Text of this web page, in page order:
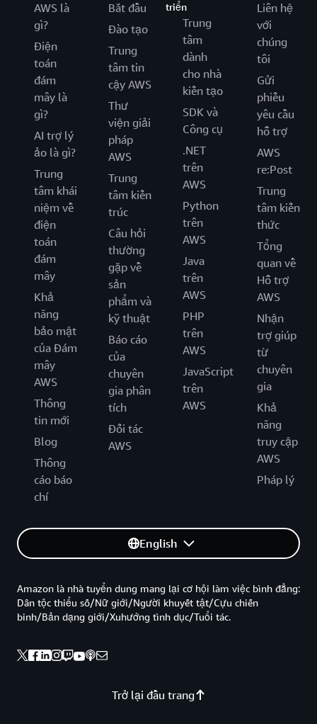
AWS là
gì?
Điện
toán
đám
mây là
gì?
AI trợ lý
ảo là gì?
Trung
tâm khái
niệm về
điện
toán
đám
mây
Khả
năng
bảo mật
của Đám
mây
AWS
Thông
tin mới
Blog
Thông
cáo báo
chí
Bắt đầu
Đào tạo
Trung
tâm tin
cậy AWS
Thư
viện giải
pháp
AWS
Trung
tâm kiến
trúc
Câu hỏi
thường
gặp về
sản
phẩm và
kỹ thuật
Báo cáo
của
chuyên
gia phân
tích
Đối tác
AWS
triển
Trung
tâm
dành
cho nhà
kiến tạo
SDK và
Công cụ
.NET
trên
AWS
Python
trên
AWS
Java
trên
AWS
PHP
trên
AWS
JavaScript
trên
AWS
Liên hệ
với
chúng
tôi
Gửi
phiếu
yêu cầu
hỗ trợ
AWS
re:Post
Trung
tâm kiến
thức
Tổng
quan về
Hỗ trợ
AWS
Nhận
trợ giúp
từ
chuyên
gia
Khả
năng
truy cập
AWS
Pháp lý
English
Trở lại đầu trang
Amazon là nhà tuyển dung mang lại cơ hội làm việc bình đẳng:
Dân tộc thiểu số/Nữ giới/Người khuyết tật/Cựu chiến
binh/Bản dạng giới/Xuhướng tình dục/Tuổi tác.